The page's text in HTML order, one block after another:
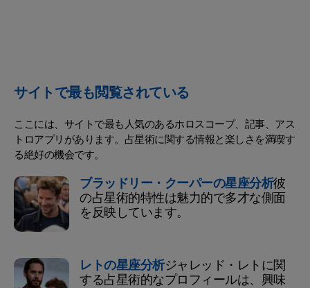
サイトで最も閲覧されている
ここには、サイトで最も人気のあるホロスコープ、記事、アス
トロアプリがあります。占星術に関する情報と楽しさを満喫す
る絶好の機会です。
ブラッドリー・クーパーの星座分析彼
の占星術的特性は魅力的で多才な側面
を反映しています。
レトの星座分析ジャレッド・レトに関
する占星術的なプロフィールは、興味